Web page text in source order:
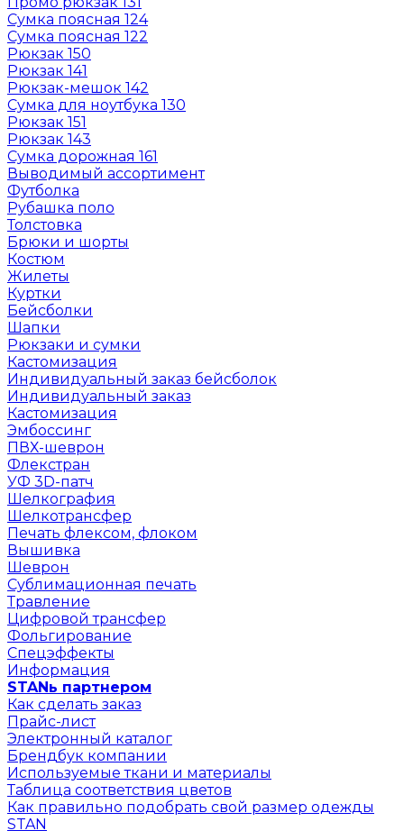
Сумка поясная 124
Сумка поясная 122
Рюкзак 150
Рюкзак 141
Рюкзак-мешок 142
Сумка для ноутбука 130
Рюкзак 151
Рюкзак 143
Сумка дорожная 161
Выводимый ассортимент
Футболка
Рубашка поло
Толстовка
Брюки и шорты
Костюм
Жилеты
Куртки
Бейсболки
Шапки
Рюкзаки и сумки
Кастомизация
Индивидуальный заказ бейсболок
Индивидуальный заказ
Кастомизация
Эмбоссинг
ПВХ-шеврон
Флекстран
УФ 3D-патч
Шелкография
Шелкотрансфер
Печать флексом, флоком
Вышивка
Шеврон
Сублимационная печать
Травление
Цифровой трансфер
Фольгирование
Спецэффекты
Информация
STANь партнером
Как сделать заказ
Прайс-лист
Электронный каталог
Брендбук компании
Используемые ткани и материалы
Таблица соответствия цветов
Как правильно подобрать свой размер одежды
STAN